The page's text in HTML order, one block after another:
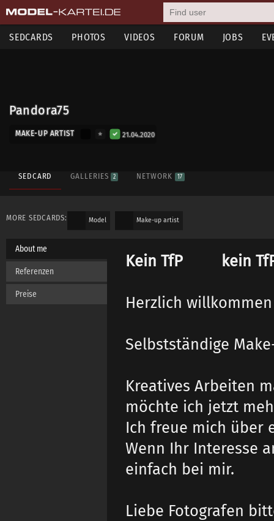
SEDCARDS PHOTOS VIDEOS FORUM JOBS
Pandora75
MAKE-UP ARTIST 21.04.2020
SEDCARD GALLERIES 2 NETWORK 17
MORE SEDCARDS: Model Make-up artist
About me
Referenzen
Preise
Kein TfP kein
Herzlich
Selbstständige
Kreatives Arbeiten
möchte ich jetzt
Ich freue mich über
Wenn Ihr Interesse
einfach bei mir.
Liebe Fotografen